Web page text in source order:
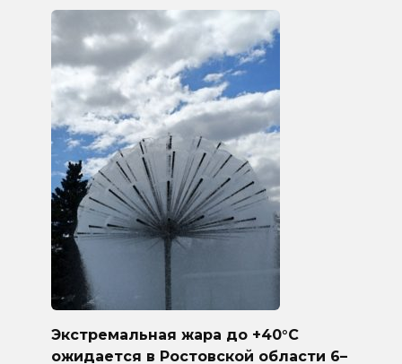
Экстремальная жара до +40°C
ожидается в Ростовской области 6–